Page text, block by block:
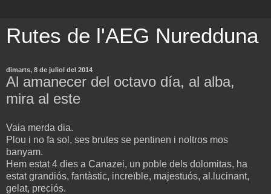
Rutes de l'AEG Nuredduna
dimarts, 8 de juliol del 2014
Al amanecer del octavo día, al alba,
mira al este
Vaia merda dia.
Plou i no fa sol, ses brutes se pentinen i noltros mos
banyam.
Hem estat 4 dies a Canazei, un poble dels dolomitas, ha
estat grandiós, fantàstic, increïble, majestuós, al.lucinant,
gelat, preciós.